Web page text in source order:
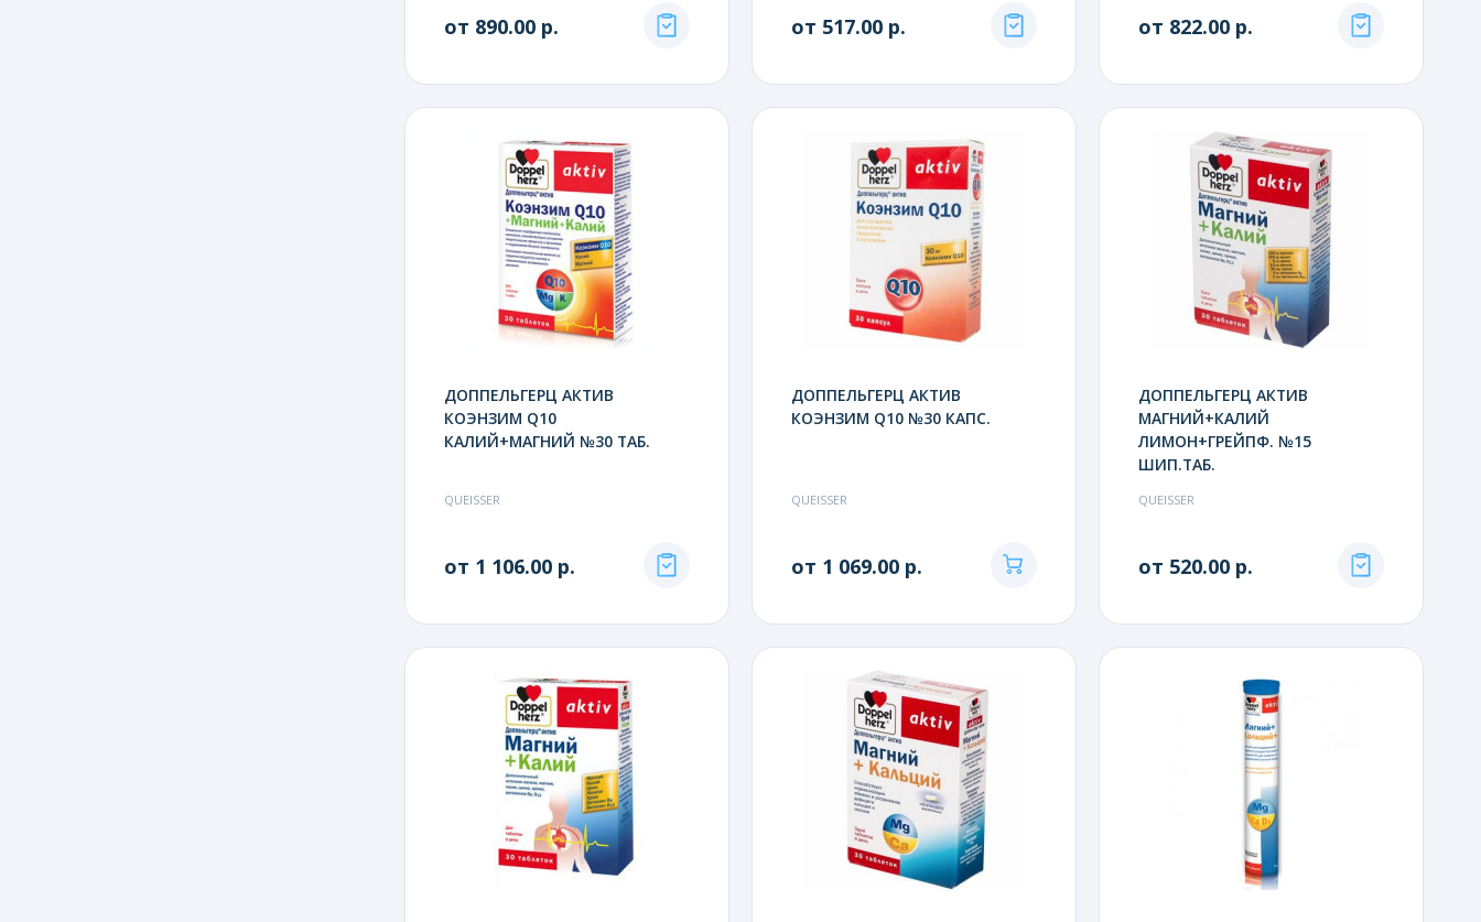
от 890.00 р. от 517.00 р. от 822.00 р.
ДОППЕЛЬГЕРЦ АКТИВ
КОЭНЗИМ Q10
КАЛИЙ+МАГНИЙ №30 ТАБ.
QUEISSER
от 1 106.00 р.
ДОППЕЛЬГЕРЦ АКТИВ
КОЭНЗИМ Q10 №30 КАПС.
QUEISSER
от 1 069.00 р.
ДОППЕЛЬГЕРЦ АКТИВ
МАГНИЙ+КАЛИЙ
ЛИМОН+ГРЕЙПФ. №15
ШИП.ТАБ.
QUEISSER
от 520.00 р.